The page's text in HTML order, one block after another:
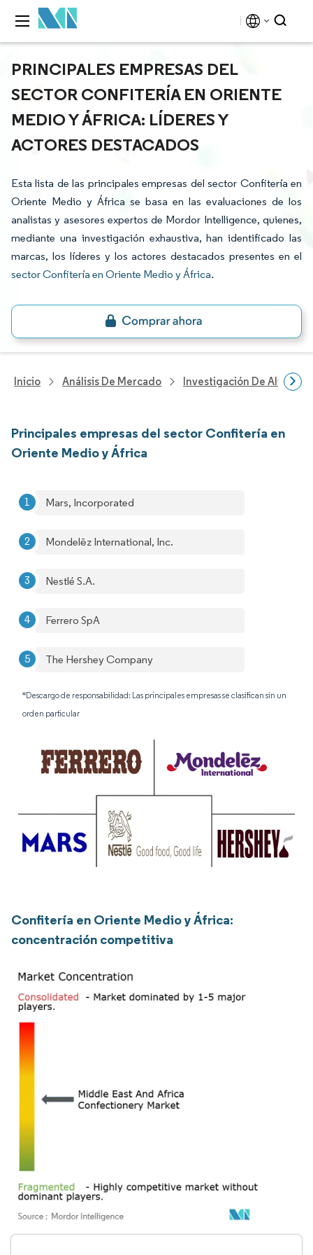
PRINCIPALES EMPRESAS DEL
SECTOR CONFITERÍA EN ORIENTE
MEDIO Y ÁFRICA: LÍDERES Y
ACTORES DESTACADOS
Esta lista de las principales empresas del sector Confitería en
Oriente Medio y África se basa en las evaluaciones de los
analistas y asesores expertos de Mordor Intelligence, quienes,
mediante una investigación exhaustiva, han identificado las
marcas, los líderes y los actores destacados presentes en el
sector Confitería en Oriente Medio y África.
Inicio Análisis De Mercado Investigación De
Principales empresas del sector Confitería en
Oriente Medio y África
Mars, Incorporated
Mondelēz International, Inc.
Nestlé S.A.
Ferrero SpA
The Hershey Company
*Descargo de responsabilidad: Las principales empresas se clasifican sin un
orden particular
Confitería en Oriente Medio y África:
concentración competitiva